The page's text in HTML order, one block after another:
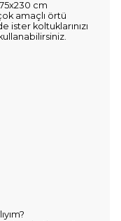
cm
amaçlı örtü
ister koltuklarınızı